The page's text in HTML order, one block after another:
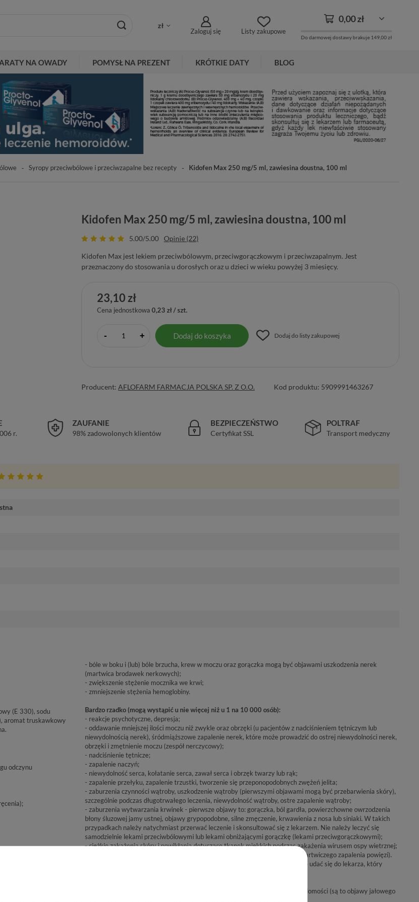
zł
Zaloguj się Listy zakupowe
0,00 zł
Do darmowej dostawy brakuje 149,00 zł
NA OWADY POMYSŁ NA PREZENT KRÓTKIE DATY BLOG
Syropy przeciwbólowe i przeciwzapalne bez recepty Kidofen Max 250 mg/5 ml, zawiesina doustna, 100 ml
Kidofen Max 250 mg/5 ml, zawiesina doustna, 100 ml
5.00/5.00 Opinie (22)
Kidofen Max jest lekiem przeciwbólowym, przeciwgorączkowym i przeciwzapalnym. Jest
przeznaczony do stosowania u dorosłych oraz u dzieci w wieku powyżej 3 miesięcy.
23,10 zł
Cena jednostkowa 0,23 zł / szt.
- + Dodaj do koszyka Dodaj do listy zakupowej
Producent: AFLOFARM FARMACJA POLSKA SP. Z O.O. Kod produktu: 5909991463267
r.
ZAUFANIE
98% zadowolonych klientów
BEZPIECZEŃSTWO
Certyfikat SSL
POLTRAF
Transport medyczny
(E 330), sodu
odczynu
lub nasilają, lub jeśli
- bóle w boku i (lub) bóle brzucha, krew w moczu oraz gorączka mogą być objawami uszkodzenia nerek
(martwica brodawek nerkowych);
- zwiększenie stężenie mocznika we krwi;
- zmniejszenie stężenia hemoglobiny.
Bardzo rzadko (mogą wystąpić u nie więcej niż u 1 na 10 000 osób):
- reakcje psychotyczne, depresja;
- oddawanie mniejszej ilości moczu niż zwykle oraz obrzęki (u pacjentów z nadciśnieniem tętniczym lub
niewydolnością nerek), śródmiąższowe zapalenie nerek, które może prowadzić do ostrej niewydolności nerek,
obrzęki i zmętnienie moczu (zespół nerczycowy);
- nadciśnienie tętnicze;
- zapalenie naczyń;
- niewydolność serca, kołatanie serca, zawał serca i obrzęk twarzy lub rąk;
- zapalenie przełyku, zapalenie trzustki, tworzenie się przeponopodobnych zwężeń jelita;
- zaburzenia czynności wątroby, uszkodzenie wątroby (pierwszymi objawami mogą być przebarwienia skóry),
szczególnie podczas długotrwałego leczenia, niewydolność wątroby, ostre zapalenie wątroby;
- zaburzenia wytwarzania krwinek - pierwsze objawy to: gorączka, ból gardła, powierzchowne owrzodzenia
błony śluzowej jamy ustnej, objawy grypopodobne, silne zmęczenie, krwawienia z nosa lub siniaki. W takich
przypadkach należy natychmiast przerwać leczenie i skonsultować się z lekarzem. Nie należy leczyć się
samodzielnie lekami przeciwbólowymi lub lekami obniżającymi gorączkę (lekami przeciwgorączkowymi);
- ciężkie zakażenia skóry i powikłania dotyczące tkanek miękkich podczas zakażenia wirusem ospy wietrznej;
- zaostrzenie stanów zapalnych związanych z zakażeniem (np. wystąpienie martwiczego zapalenia powięzi).
Jeżeli wystąpią lub nasilą się objawy zakażenia, pacjent powinien niezwłocznie udać się do lekarza, który
- sztywność karku, bóle głowy, nudności, wymioty, gorączka, zaburzenia świadomości (są to objawy jałowego